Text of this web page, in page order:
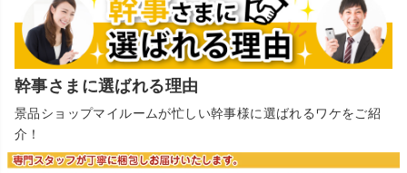
幹事さまに選ばれる理由
景品ショップマイルームが忙しい幹事様に選ばれるワケをご紹
介！